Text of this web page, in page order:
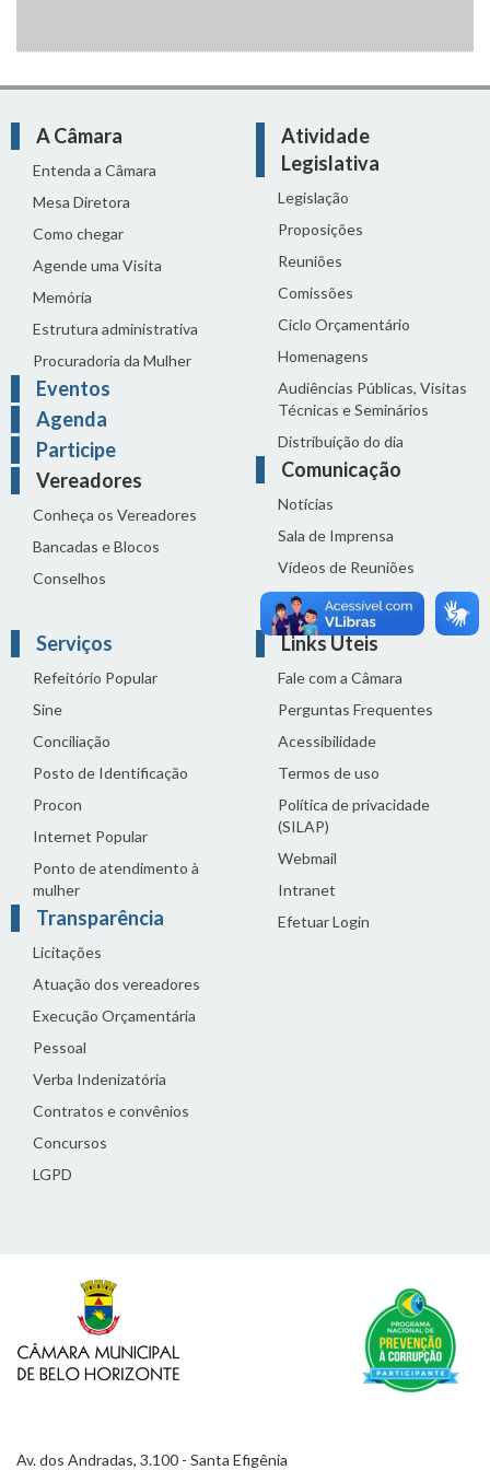
A Câmara
Entenda a Câmara
Mesa Diretora
Como chegar
Agende uma Visita
Memória
Estrutura administrativa
Procuradoria da Mulher
Eventos
Agenda
Participe
Vereadores
Conheça os Vereadores
Bancadas e Blocos
Conselhos
Atividade
Legislativa
Legislação
Proposições
Reuniões
Comissões
Ciclo Orçamentário
Homenagens
Audiências Públicas, Visitas
Técnicas e Seminários
Distribuição do dia
Comunicação
Notícias
Sala de Imprensa
Vídeos de Reuniões
Solenidades
Serviços
Refeitório Popular
Sine
Conciliação
Posto de Identificação
Procon
Internet Popular
Ponto de atendimento à
mulher
Transparência
Licitações
Atuação dos vereadores
Execução Orçamentária
Pessoal
Verba Indenizatória
Contratos e convênios
Concursos
LGPD
Links Úteis
Fale com a Câmara
Perguntas Frequentes
Acessibilidade
Termos de uso
Política de privacidade
(SILAP)
Webmail
Intranet
Efetuar Login
Av. dos Andradas, 3.100 - Santa Efigênia